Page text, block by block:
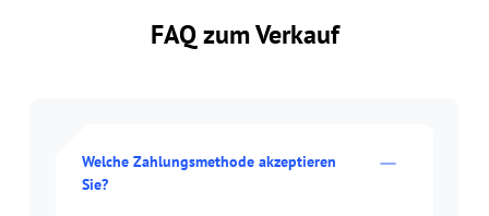
FAQ zum Verkauf
Welche Zahlungsmethode akzeptieren
Sie?